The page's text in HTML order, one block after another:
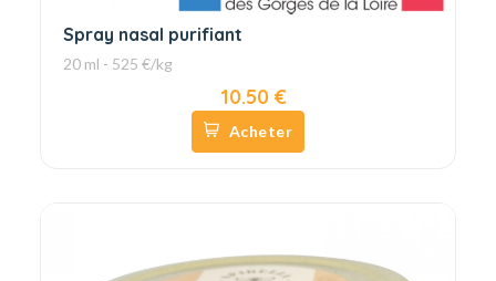
Spray nasal purifiant
20 ml - 525 €/kg
10.50 €
Acheter